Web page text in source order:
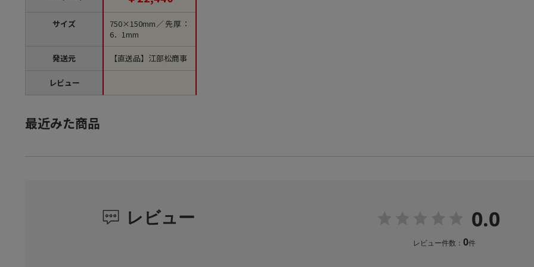
サイズ
発送元
レビュー
750×150mm／先厚：
6．1mm
【直送品】江部松商事
最近みた商品
レビュー 0.0
レビュー件数： 0件